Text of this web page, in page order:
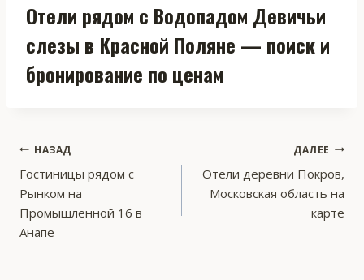
Отели рядом с Водопадом Девичьи
слезы в Красной Поляне — поиск и
бронирование по ценам
Навигация
по
записям
НАЗАД
Гостиницы рядом с
Рынком на
Промышленной 16 в
Анапе
ДАЛЕЕ
Отели деревни Покров,
Московская область на
карте